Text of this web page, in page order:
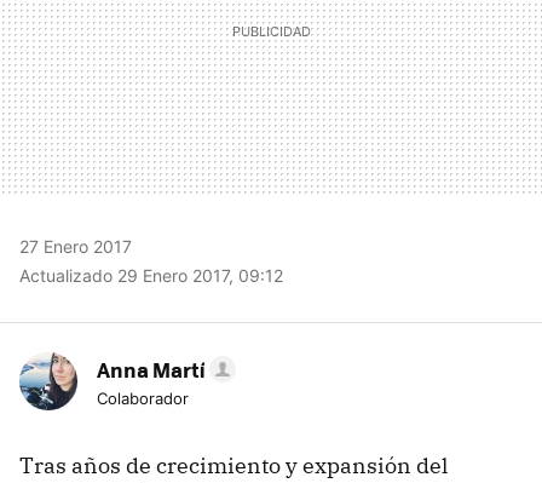
27 Enero 2017
Actualizado 29 Enero 2017, 09:12
Anna Martí
Colaborador
Tras años de crecimiento y expansión del